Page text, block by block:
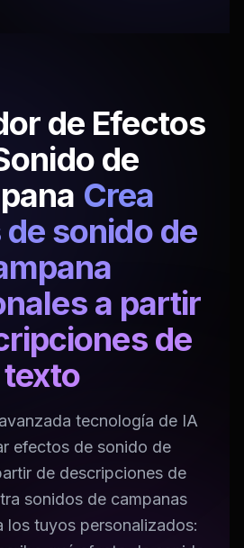
de Efectos
de
Crea
sonido de
a partir
de
texto
tecnología de IA
efectos de sonido de
de descripciones de
sonidos de campanas
los tuyos personalizados: